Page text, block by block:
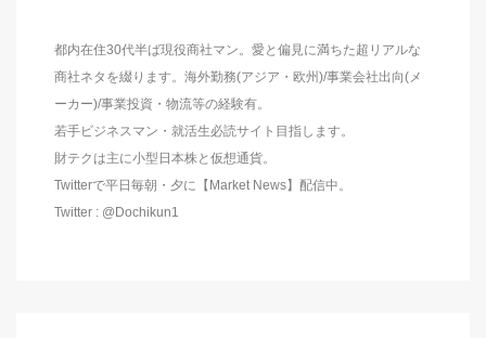
都内在住30代半ば現役商社マン。愛と偏見に満ちた超リアルな
商社ネタを綴ります。海外勤務(アジア・欧州)/事業会社出向(メ
ーカー)/事業投資・物流等の経験有。
若手ビジネスマン・就活生必読サイト目指します。
財テクは主に小型日本株と仮想通貨。
Twitterで平日毎朝・夕に【Market News】配信中。
Twitter : @Dochikun1